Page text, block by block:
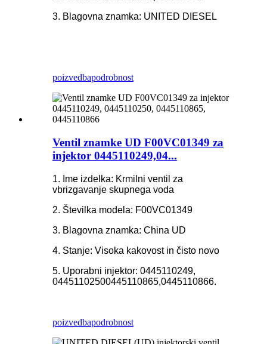
3. Blagovna znamka: UNITED DIESEL
poizvedbapodrobnost
Ventil znamke UD F00VC01349 za
injektor 0445110249,04...
1. Ime izdelka: Krmilni ventil za
vbrizgavanje skupnega voda
2. Številka modela: F00VC01349
3. Blagovna znamka: China UD
4. Stanje: Visoka kakovost in čisto novo
5. Uporabni injektor: 0445110249,
04451102500445110865,0445110866.
poizvedbapodrobnost